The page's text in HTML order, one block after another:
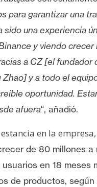
para garantizar una
sido una experiencia
y viendo crecer
a CZ [el fundador
Zhao] y a todo el
oportunidad.
afuera“, añadió.
en la
de 80 millones a
usuarios en 18 meses
de productos,